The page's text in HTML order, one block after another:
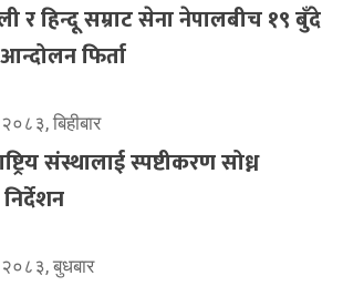
र हिन्दू सम्राट सेना नेपालबीच १९ बुँदे
फिर्ता
बिहीबार
संस्थालाई स्पष्टीकरण सोध्न
बुधबार